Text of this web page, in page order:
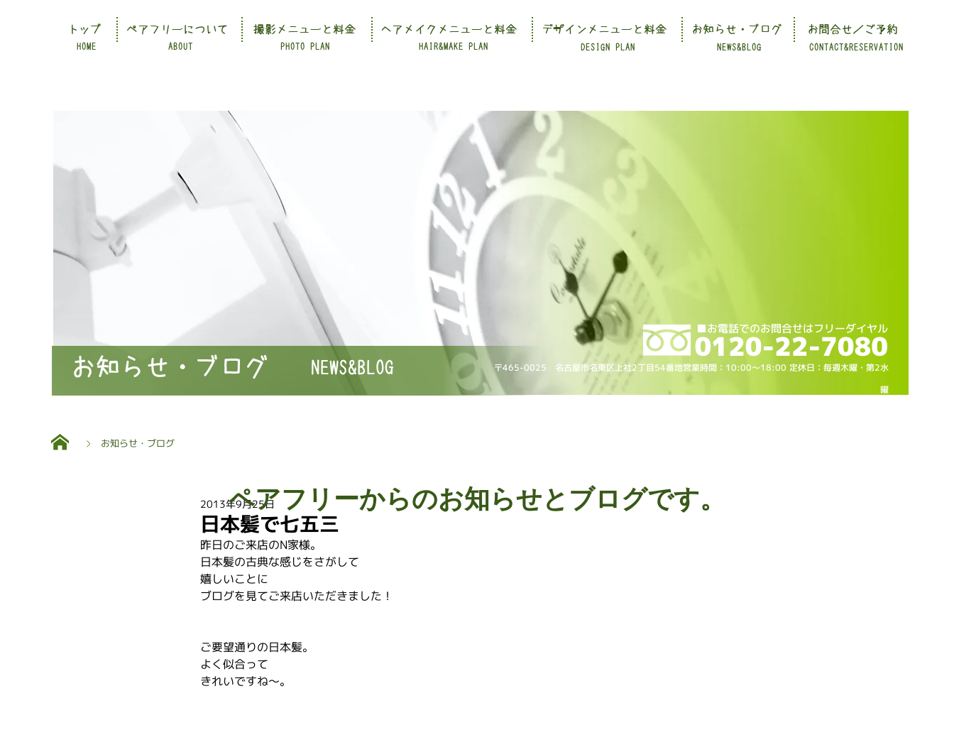
CONTACT&RESERVATION
HOME ABOUT PHOTO PLAN HAIR&MAKE PLAN DESIGN PLAN NEWS&BLOG
トップ ペアフリーについて 撮影メニューと料金 ヘアメイクメニューと料金 デザインメニューと料金 お知らせ・ブログ お問合せ／ご予約
〒465-0025 名古屋市名東区上社2丁目54番地営業時間：10:00～18:00 定休日：毎週木曜・第2水
曜
NEWS&BLOG
お知らせ・ブログ
お知らせ・ブログ
日本髪で七五三
2013年9月25日
昨日のご来店のN家様。
日本髪の古典な感じをさがして
嬉しいことに
ブログを見てご来店いただきました！
ご要望通りの日本髪。
よく似合って
きれいですね～。
ペアフリーからのお知らせとブログです。